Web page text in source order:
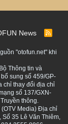
News
R
S
"otofun.net" khi
Thông tin và
sung số 459/GP-
chỉ thay đổi địa chỉ
số 137/GXN-
thông.
Media) Địa chỉ
Số 35 Lê Văn Thiêm,